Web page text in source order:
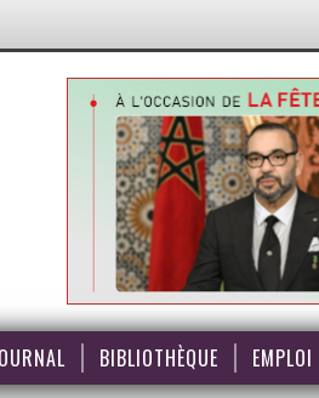
BIBLIOTHÈQUE EMPLOI